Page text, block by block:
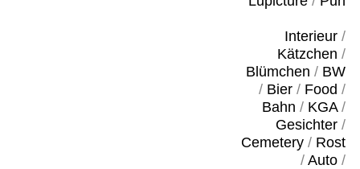
Interieur/
Kätzchen /
Blümchen / BW
/ Bier/ Food /
Bahn / KGA/
Gesichter/
Cemetery/ Rost
/ Auto/